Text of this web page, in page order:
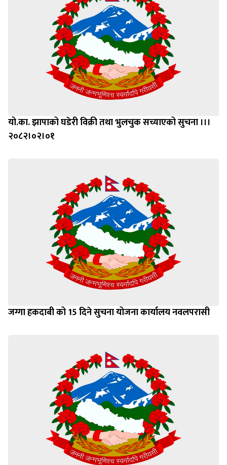
यो.का. झापाको घडेरी विक्री तथा भुलचुक सच्याएको सुचना ।।।
२०८२।०२।०१
जग्गा हकदाबी को 15 दिने सुचना योजना कार्यालय नवलपरासी